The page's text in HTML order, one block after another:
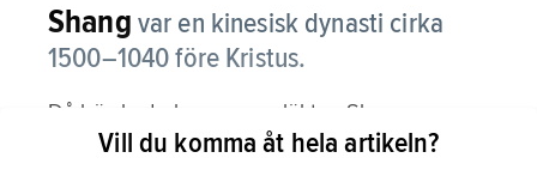
Shang var en kinesisk dynasti cirka
1500–1040 före Kristus.
Då härskade kungar av släkten Shang.
Vill du komma åt hela artikeln?